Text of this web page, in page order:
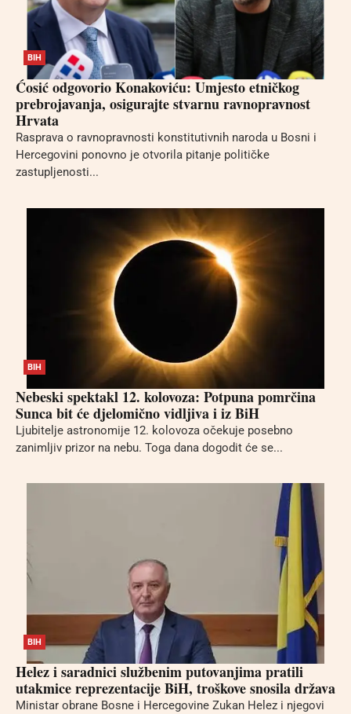
BIH
Ćosić odgovorio Konakoviću: Umjesto etničkog
prebrojavanja, osigurajte stvarnu ravnopravnost
Hrvata
Rasprava o ravnopravnosti konstitutivnih naroda u Bosni i
Hercegovini ponovno je otvorila pitanje političke
zastupljenosti...
BIH
Nebeski spektakl 12. kolovoza: Potpuna pomrčina
Sunca bit će djelomično vidljiva i iz BiH
Ljubitelje astronomije 12. kolovoza očekuje posebno
zanimljiv prizor na nebu. Toga dana dogodit će se...
BIH
Helez i saradnici službenim putovanjima pratili
utakmice reprezentacije BiH, troškove snosila država
Ministar obrane Bosne i Hercegovine Zukan Helez i njegovi